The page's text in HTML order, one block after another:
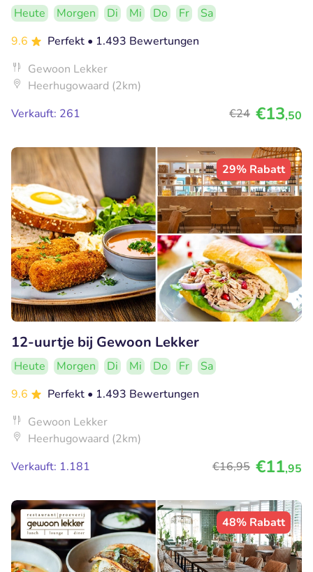
Heute Morgen Di Mi Do Fr
Sa
9.6
Perfekt • 1.493 Bewertungen
Gewoon Lekker
Heerhugowaard (2km)
Verkauft: 261
€24 €13,50
29% Rabatt
12-uurtje bij Gewoon Lekker
Heute Morgen Di Mi Do Fr
Sa
9.6
Perfekt • 1.493 Bewertungen
Gewoon Lekker
Heerhugowaard (2km)
Verkauft: 1.181
€16,95 €11,95
48% Rabatt